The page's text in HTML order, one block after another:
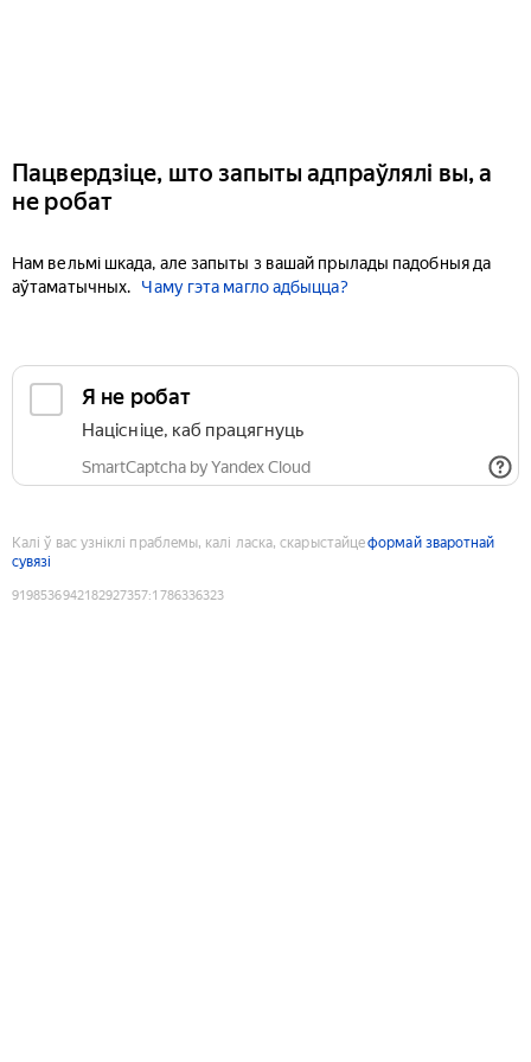
Пацвердзіце, што запыты адпраўлялі вы, а
не робат
Нам вельмі шкада, але запыты з вашай прылады падобныя да
аўтаматычных.
Чаму гэта магло адбыцца?
Я не робат
Націсніце, каб працягнуць
SmartCaptcha by Yandex Cloud
Калі ў вас узніклі праблемы, калі ласка, скарыстайцеформай зваротнай
сувязі
9198536942182927357:1786336323